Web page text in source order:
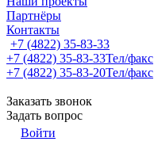
Партнёры
Контакты
+7 (4822) 35-83-33
+7 (4822) 35-83-33Тел/факс
+7 (4822) 35-83-20Тел/факс
Заказать звонок
Задать вопрос
Войти